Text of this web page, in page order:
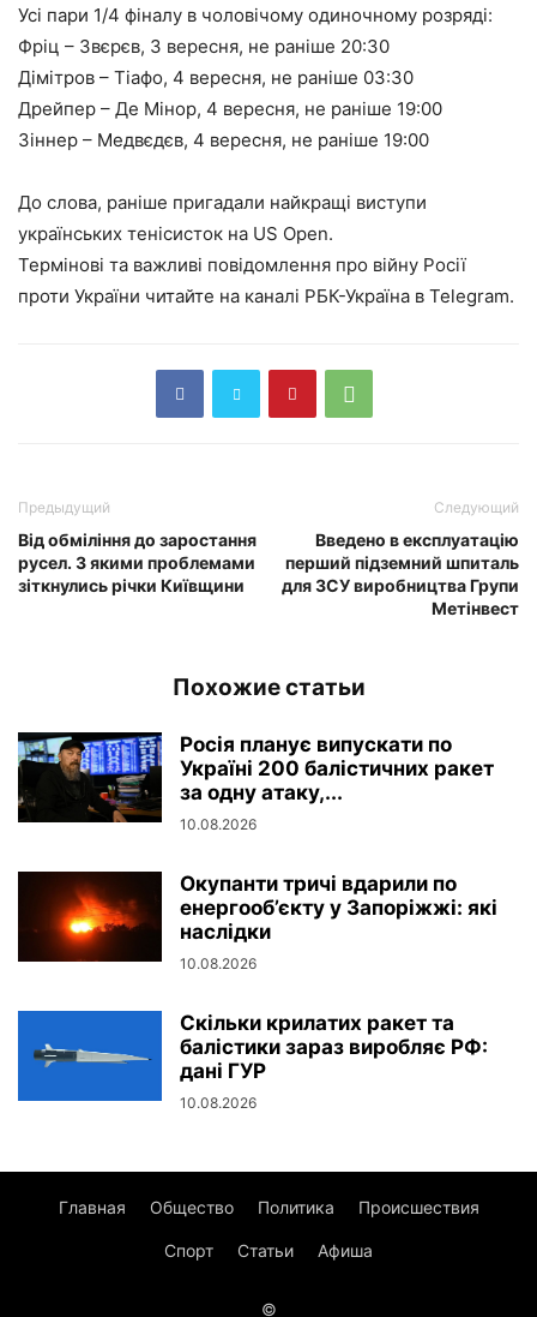
Усі пари 1/4 фіналу в чоловічому одиночному розряді:
Фріц – Звєрєв, 3 вересня, не раніше 20:30
Дімітров – Тіафо, 4 вересня, не раніше 03:30
Дрейпер – Де Мінор, 4 вересня, не раніше 19:00
Зіннер – Медвєдєв, 4 вересня, не раніше 19:00
До слова, раніше пригадали найкращі виступи
українських тенісисток на US Open.
Термінові та важливі повідомлення про війну Росії
проти України читайте на каналі РБК-Україна в Telegram.
Предыдущий
Від обміління до заростання
русел. З якими проблемами
зіткнулись річки Київщини
Следующий
Введено в експлуатацію
перший підземний шпиталь
для ЗСУ виробництва Групи
Метінвест
Похожие статьи
Росія планує випускати по
Україні 200 балістичних ракет
за одну атаку,...
10.08.2026
Окупанти тричі вдарили по
енергооб’єкту у Запоріжжі: які
наслідки
10.08.2026
Скільки крилатих ракет та
балістики зараз виробляє РФ:
дані ГУР
10.08.2026
Главная Общество Политика Происшествия
Спорт Статьи Афиша
©